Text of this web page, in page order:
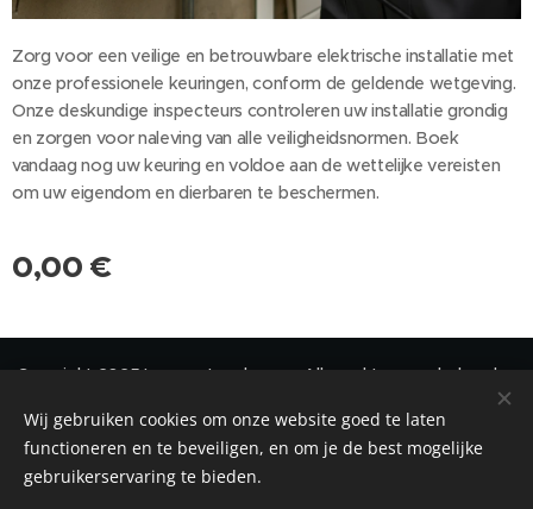
Zorg voor een veilige en betrouwbare elektrische installatie met
onze professionele keuringen, conform de geldende wetgeving.
Onze deskundige inspecteurs controleren uw installatie grondig
en zorgen voor naleving van alle veiligheidsnormen. Boek
vandaag nog uw keuring en voldoe aan de wettelijke vereisten
om uw eigendom en dierbaren te beschermen.
0,00 €
Copyright 2025 Immonetwerk vzw - Alle rechten voorbehouden
Privacy-Disclaimer-Cookiebeleid Cookies
Wij gebruiken cookies om onze website goed te laten
functioneren en te beveiligen, en om je de best mogelijke
gebruikerservaring te bieden.